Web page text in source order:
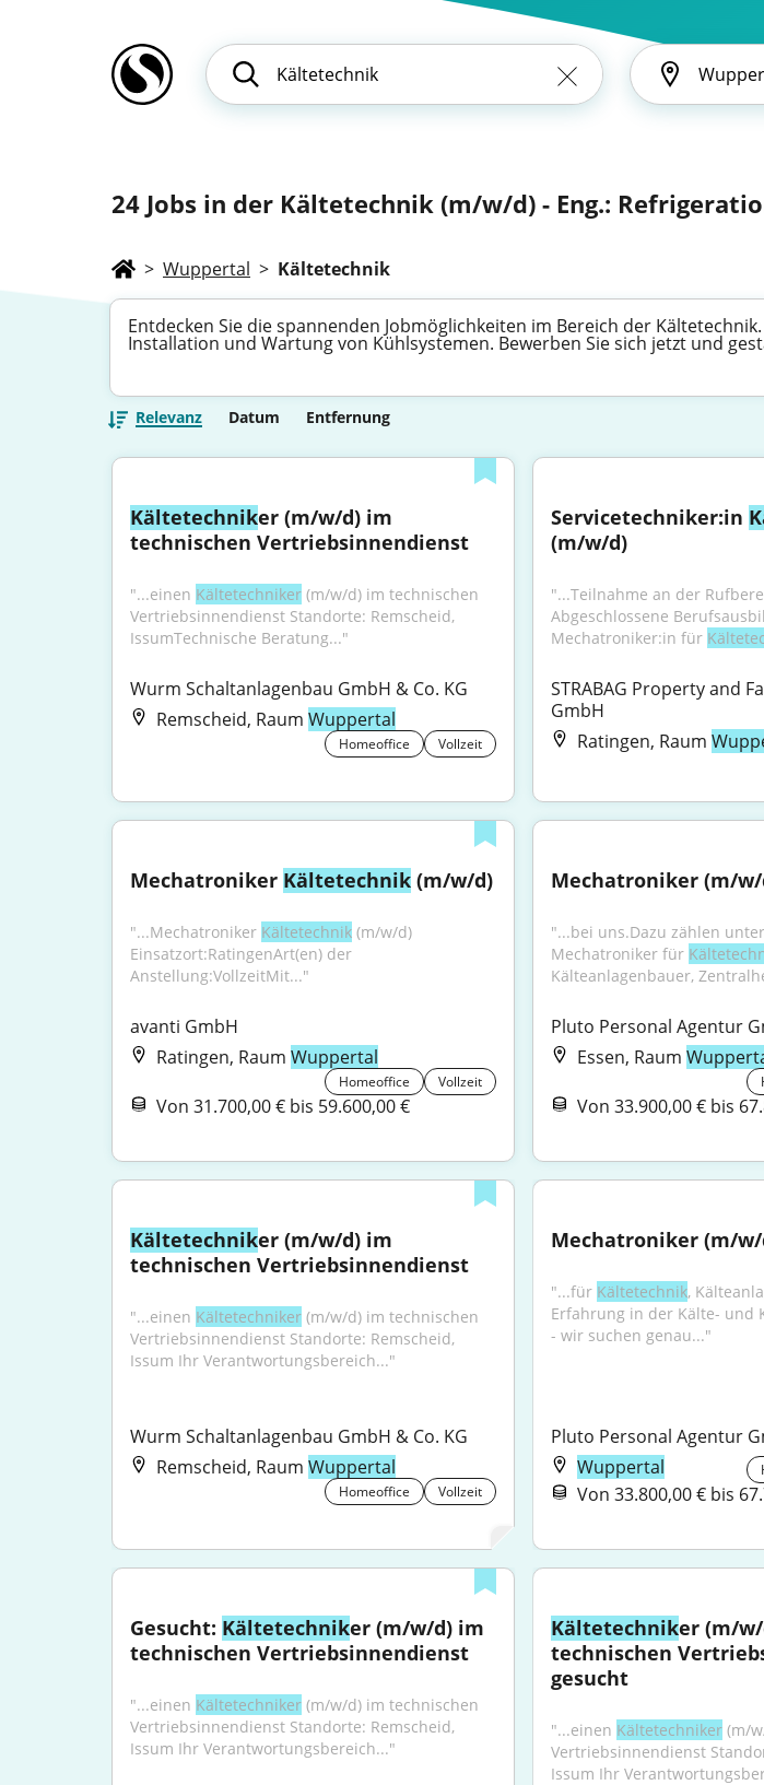
24 Jobs in der Kältetechnik (m/w/d) - Eng.:
> Wuppertal > Kältetechnik
Entdecken Sie die spannenden Jobmöglichkeiten im Bereich der
Installation und Wartung von Kühlsystemen. Bewerben Sie sich jetzt und
Relevanz Datum Entfernung
Kältetechniker (m/w/d) im
technischen Vertriebsinnendienst
"...einen Kältetechniker (m/w/d) im technischen
Vertriebsinnendienst Standorte: Remscheid,
IssumTechnische Beratung..."
Wurm Schaltanlagenbau GmbH & Co. KG
Remscheid, Raum Wuppertal
Homeoffice Vollzeit
Servicetechniker:in
(m/w/d)
"...Teilnahme an der
Abgeschlossene
Mechatroniker:in für
STRABAG Property and
GmbH
Ratingen, Raum
Mechatroniker Kältetechnik (m/w/d)
"...Mechatroniker Kältetechnik (m/w/d)
Einsatzort:RatingenArt(en) der
Anstellung:VollzeitMit..."
avanti GmbH
Ratingen, Raum Wuppertal
Homeoffice Vollzeit
Von 31.700,00 € bis 59.600,00 €
Mechatroniker (m/
"...bei uns.Dazu zählen
Mechatroniker für
Kälteanlagenbauer,
Pluto Personal Agentur
Essen, Raum
Von 33.900,00 € bis
Kältetechniker (m/w/d) im
technischen Vertriebsinnendienst
"...einen Kältetechniker (m/w/d) im technischen
Vertriebsinnendienst Standorte: Remscheid,
Issum Ihr Verantwortungsbereich..."
Wurm Schaltanlagenbau GmbH & Co. KG
Remscheid, Raum Wuppertal
Homeoffice Vollzeit
Mechatroniker (m/
"...für Kältetechnik,
Erfahrung in der Kälte- und
- wir suchen genau..."
Pluto Personal Agentur
Wuppertal
Von 33.800,00 € bis
Gesucht: Kältetechniker (m/w/d) im
technischen Vertriebsinnendienst
"...einen Kältetechniker (m/w/d) im technischen
Vertriebsinnendienst Standorte: Remscheid,
Issum Ihr Verantwortungsbereich..."
Kältetechniker (m/
technischen
gesucht
"...einen Kältetechniker (m/
Vertriebsinnendienst
Issum Ihr